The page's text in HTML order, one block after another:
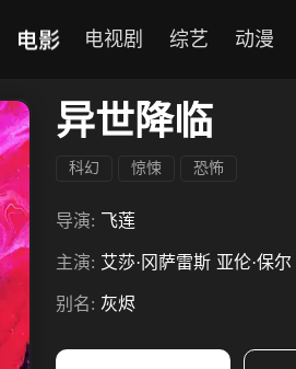
电影 电视剧 综艺 动漫
异世降临
科幻 惊悚 恐怖
导演: 飞莲
主演: 艾莎·冈萨雷斯 亚伦·保尔
别名: 灰烬